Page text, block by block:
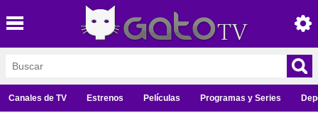
Canales de TV Estrenos Películas Programas y Series